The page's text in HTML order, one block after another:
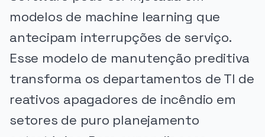
modelos de machine learning que
antecipam interrupções de serviço.
Esse modelo de manutenção preditiva
transforma os departamentos de TI de
reativos apagadores de incêndio em
setores de puro planejamento